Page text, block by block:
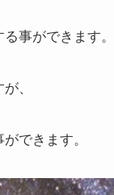
事ができます。
、
できます。